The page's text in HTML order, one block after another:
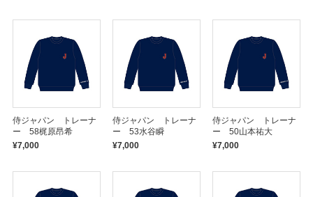
侍ジャパン トレーナ
ー 58梶原昂希
¥7,000
侍ジャパン トレーナ
ー 53水谷瞬
¥7,000
侍ジャパン トレーナ
ー 50山本祐大
¥7,000